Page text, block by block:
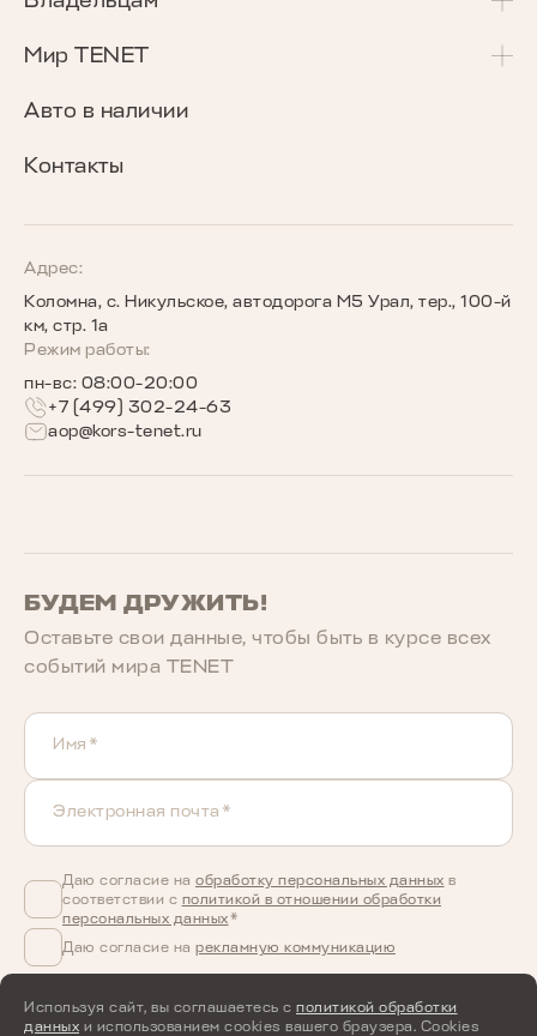
T7
T8
Калькулятор Трейд-Ин
Сравнение комплектаций
Кредитные программы
Программы страхования
Сервисные акции
Программа «Помощь в пути»
Гарантия
Запись на сервис
Мир TENET
О бренде
Награды TENET
Сообщество владельцев TENET
Беговое сообщество TENET
Авто в наличии
Контакты
БУДЕМ ДРУЖИТЬ!
Оставьте свои данные, чтобы быть в курcе всех
событий мира TENET
Имя*
Электронная почта*
Даю согласие на обработку персональных данных в
соответствии с политикой в отношении обработки
персональных данных*
Даю согласие на рекламную коммуникацию
ПОДПИСАТЬСЯ
Адрес:
Коломна, с. Никульское, автодорога М5 Урал, тер., 100-й
км, стр. 1а
Режим работы:
пн-вс: 08:00-20:00
+7 (499) 302-24-63
aop@kors-tenet.ru
Используя сайт, вы соглашаетесь с политикой обработки
данных и использованием cookies вашего браузера. Cookies